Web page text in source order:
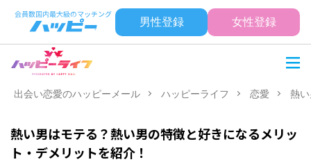
男性登録 女性登録
出会い恋愛のハッピーメール ハッピーライフ 恋愛 熱
熱い男はモテる？熱い男の特徴と好きになるメリッ
ト・デメリットを紹介！